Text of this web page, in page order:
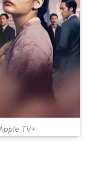
TV+